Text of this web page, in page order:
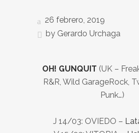
26 febrero, 2019
by Gerardo Urchaga
OH! GUNQUIT (UK –
R&R, Wild GarageRock,
Punk…)
J 14/03: OVIEDO –